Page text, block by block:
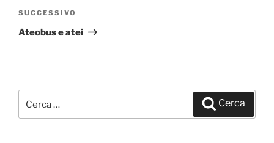
Articolo
successivo
SUCCESSIVO
Ateobus e atei
Cerca